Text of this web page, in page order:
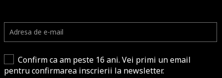
Confirm ca am peste 16 ani. Vei primi un email
pentru confirmarea inscrierii la newsletter.